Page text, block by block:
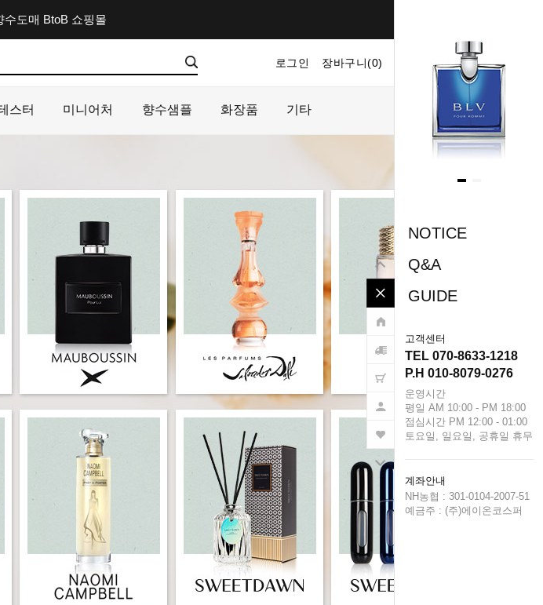
NOTICE
Q&A
GUIDE
고객센터
TEL 070-8633-1218
P.H 010-8079-0276
운영시간
평일 AM 10:00 - PM 18:00
점심시간 PM 12:00 - 01:00
토요일, 일요일, 공휴일 휴무
계좌안내
NH농협 : 301-0104-2007-51
예금주 : (주)에이온코스퍼
수도매 BtoB 쇼핑몰
로그인 장바구니(0) 마이페이지 주문내역
스터 미니어처 향수샘플 화장품 기타